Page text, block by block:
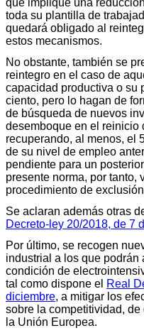
toda su plantilla de
quedará obligado al
estos mecanismos.
No obstante, también se
reintegro en el caso de
capacidad productiva o su
ciento, pero lo hagan de
de búsqueda de nuevos
desemboque en el reinicio
recuperando, al menos, el
de su nivel de empleo
pendiente para un
presente norma, por tanto,
procedimiento de
Se aclaran además otras
Decreto-ley 20/2018, de 7
Por último, se recogen
industrial a los que podrán
condición de
tal como dispone el Real
diciembre, a mitigar los
sobre la competitividad,
la Unión Europea.